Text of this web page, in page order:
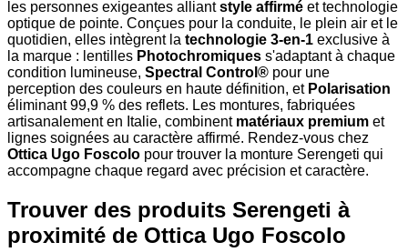
les personnes exigeantes alliantstyle affirmé et technologie
optique de pointe. Conçues pour la conduite, le plein air et le
quotidien, elles intègrent la technologie 3-en-1 exclusive à
la marque : lentilles Photochromiques s'adaptant à chaque
condition lumineuse, Spectral Control® pour une
perception des couleurs en haute définition, et Polarisation
éliminant 99,9 % des reflets. Les montures, fabriquées
artisanalement en Italie, combinent matériaux premium et
lignes soignées au caractère affirmé. Rendez-vous chez
Ottica Ugo Foscolo pour trouver la monture Serengeti qui
accompagne chaque regard avec précision et caractère.
Trouver des produits Serengeti à
proximité de Ottica Ugo Foscolo